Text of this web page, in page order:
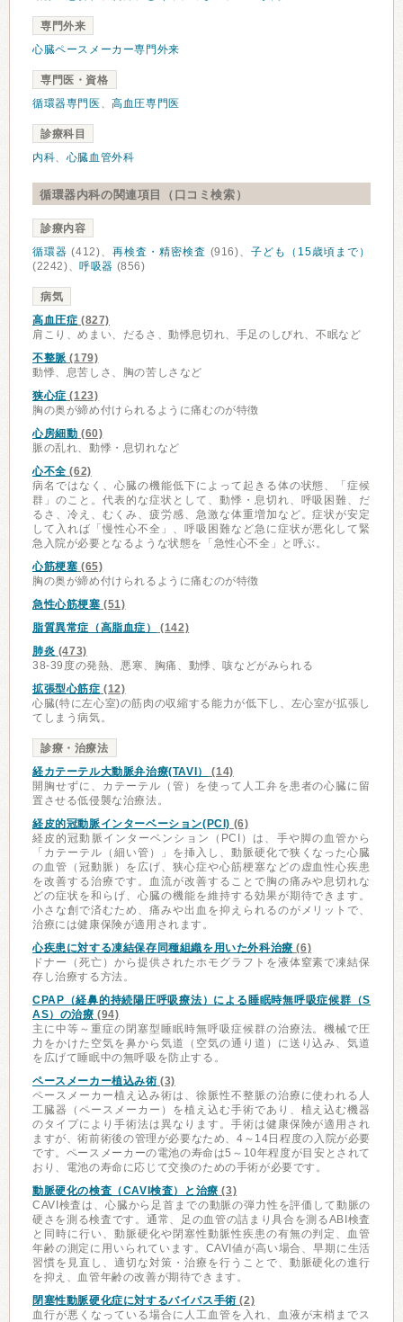
専門外来
心臓ペースメーカー専門外来
専門医・資格
循環器専門医 、高血圧専門医
診療科目
内科、 心臓血管外科
循環器内科の関連項目（口コミ検索）
診療内容
循環器 (412)、 再検査・精密検査 (916)、子ども（15歳頃まで）
(2242)、呼吸器 (856)
病気
高血圧症 (827)
肩こり、めまい、だるさ、動悸息切れ、手足のしびれ、不眠など
不整脈(179)
動悸、息苦しさ、胸の苦しさなど
狭心症 (123)
胸の奥が締め付けられるように痛むのが特徴
心房細動 (60)
脈の乱れ、動悸・息切れなど
心不全 (62)
病名ではなく、心臓の機能低下によって起きる体の状態、「症候
群」のこと。代表的な症状として、動悸・息切れ、呼吸困難、だ
るさ、冷え、むくみ、疲労感、急激な体重増加など。症状が安定
して入れば「慢性心不全」、呼吸困難など急に症状が悪化して緊
急入院が必要となるような状態を「急性心不全」と呼ぶ。
心筋梗塞 (65)
胸の奥が締め付けられるように痛むのが特徴
急性心筋梗塞 (51)
脂質異常症（高脂血症）
(142)
肺炎 (473)
38-39度の発熱、悪寒、胸痛、動悸、咳などがみられる
拡張型心筋症 (12)
心臓(特に左心室)の筋肉の収縮する能力が低下し、左心室が拡張し
てしまう病気。
診療・治療法
経カテーテル大動脈弁治療(TAVI）
(14)
開胸せずに、カテーテル（管）を使って人工弁を患者の心臓に留
置させる低侵襲な治療法。
経皮的冠動脈インターベーション(PCI) (6)
経皮的冠動脈インターベンション（PCI）は、手や脚の血管から
「カテーテル（細い管）」を挿入し、動脈硬化で狭くなった心臓
の血管（冠動脈）を広げ、狭心症や心筋梗塞などの虚血性心疾患
を改善する治療です。血流が改善することで胸の痛みや息切れな
どの症状を和らげ、心臓の機能を維持する効果が期待できます。
小さな創で済むため、痛みや出血を抑えられるのがメリットで、
治療には健康保険が適用されます。
心疾患に対する凍結保存同種組織を用いた外科治療 (6)
ドナー（死亡）から提供されたホモグラフトを液体窒素で凍結保
存し治療する方法。
CPAP（経鼻的持続陽圧呼吸療法）による睡眠時無呼吸症候群（S
AS）の治療 (94)
主に中等～重症の閉塞型睡眠時無呼吸症候群の治療法。機械で圧
力をかけた空気を鼻から気道（空気の通り道）に送り込み、気道
を広げて睡眠中の無呼吸を防止する。
ペースメーカー植込み術 (3)
ペースメーカー植え込み術は、徐脈性不整脈の治療に使われる人
工臓器（ペースメーカー）を植え込む手術であり、植え込む機器
のタイプにより手術法は異なります。手術は健康保険が適用され
ますが、術前術後の管理が必要なため、4～14日程度の入院が必要
です。ペースメーカーの電池の寿命は5～10年程度が目安とされて
おり、電池の寿命に応じて交換のための手術が必要です。
動脈硬化の検査（CAVI検査）と治療 (3)
CAVI検査は、心臓から足首までの動脈の弾力性を評価して動脈の
硬さを測る検査です。通常、足の血管の詰まり具合を測るABI検査
と同時に行い、動脈硬化や閉塞性動脈性疾患の有無の判定、血管
年齢の測定に用いられています。CAVI値が高い場合、早期に生活
習慣を見直し、適切な対策・治療を行うことで、動脈硬化の進行
を抑え、血管年齢の改善が期待できます。
閉塞性動脈硬化症に対するバイパス手術 (2)
血行が悪くなっている場合に人工血管を入れ、血液が末梢までス